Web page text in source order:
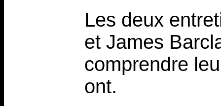
Les deux
et James
comprendre
ont.